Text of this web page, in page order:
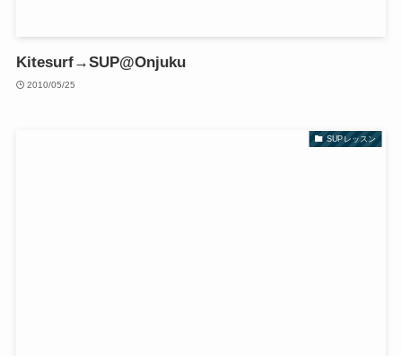
Kitesurf→SUP@Onjuku
2010/05/25
SUPレッスン